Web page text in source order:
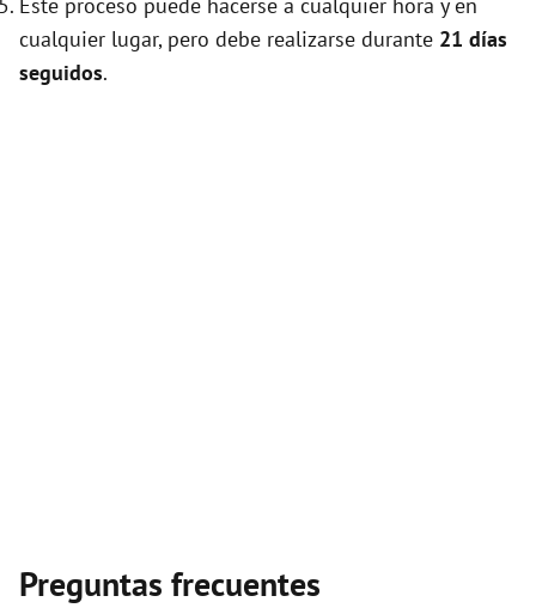
Este proceso puede hacerse a cualquier hora y en
cualquier lugar, pero debe realizarse durante 21 días
seguidos.
Preguntas frecuentes